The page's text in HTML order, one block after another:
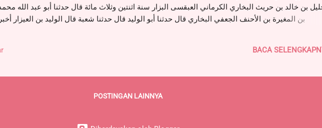
بن خالد بن حريث البخاري الكرماني العبقسى البزار سنة اثنتين وثلاث مائة قال حدثنا أبو عبد الله
بن المغيرة بن الأحنف الجعفي البخاري قال حدثنا أبو الوليد قال حدثنا شعبة قال الوليد بن العيزار
وجل قال الصلاة على وقتها قلت ثم أي قال ثم بر الوالدين قلت ثم اى قال ثم الجهاد في سبيل الله
BACA
POSTINGAN LAINNYA